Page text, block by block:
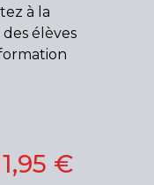
à la
élèves
€